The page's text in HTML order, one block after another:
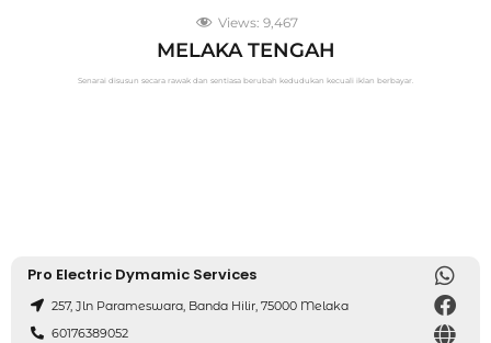
Views: 9,467
MELAKA TENGAH
Senarai disusun secara rawak dan sentiasa berubah kedudukan kecuali iklan berbayar.
Pro Electric Dymamic Services
257, Jln Parameswara, Banda Hilir, 75000 Melaka
60176389052